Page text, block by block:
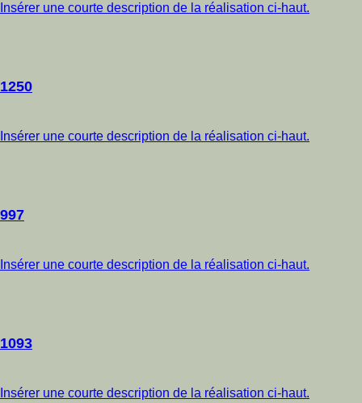
Insérer une courte description de la réalisation ci-haut.
1250
Insérer une courte description de la réalisation ci-haut.
997
Insérer une courte description de la réalisation ci-haut.
1093
Insérer une courte description de la réalisation ci-haut.